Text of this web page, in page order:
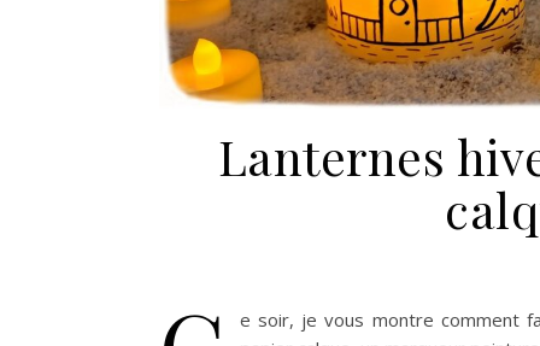
Lanternes
e soir, je vous montre comment